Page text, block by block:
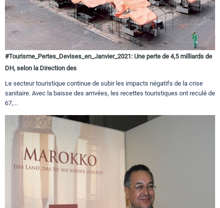
#Tourisme_Pertes_Devises_en_Janvier_2021: Une perte de 4,5 milliards de
DH, selon la Direction des
Le secteur touristique continue de subir les impacts négatifs de la crise
sanitaire. Avec la baisse des arrivées, les recettes touristiques ont reculé de
67,...